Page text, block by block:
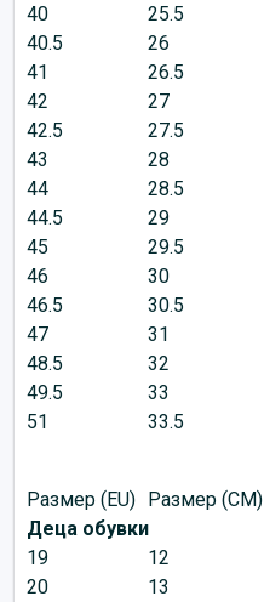
40
25.5
40.5
26
41
26.5
42
27
42.5
27.5
43
28
44
28.5
44.5
29
45
29.5
46
30
46.5
30.5
47
31
48.5
32
49.5
33
51
33.5
Размер (EU) Размер (CM)
Деца обувки
19
12
20
13